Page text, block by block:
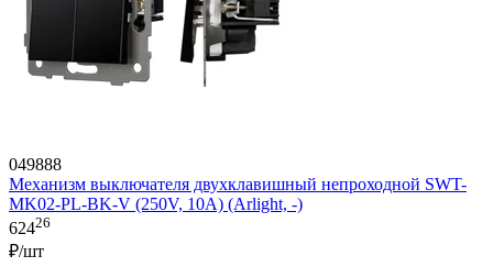
049888
Механизм выключателя двухклавишный непроходной SWT-
MK02-PL-BK-V (250V, 10A) (Arlight, -)
62426
₽/шт